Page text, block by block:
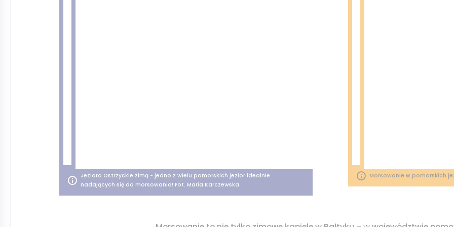
Jezioro Ostrzyckie zimą - jedno z wielu pomorskich jezior idealnie
nadających się do morsowania! Fot. Maria Karczewska
Morsowanie w pomorskich